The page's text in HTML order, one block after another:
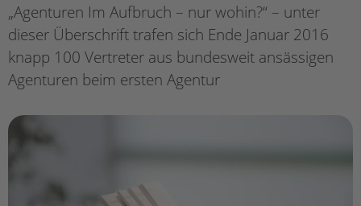
„Agenturen Im Aufbruch – nur wohin?“ – unter
dieser Überschrift trafen sich Ende Januar 2016
knapp 100 Vertreter aus bundesweit ansässigen
Agenturen beim ersten Agentur